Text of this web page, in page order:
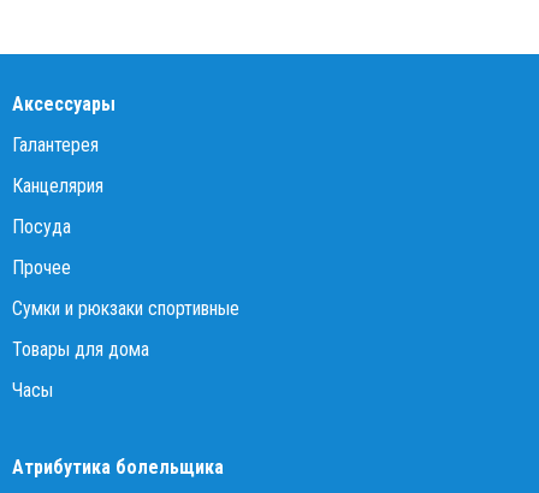
Аксессуары
Галантерея
Канцелярия
Посуда
Прочее
Сумки и рюкзаки спортивные
Товары для дома
Часы
Атрибутика болельщика